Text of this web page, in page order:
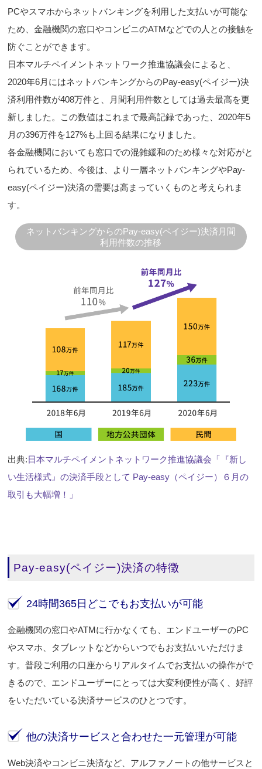
PCやスマホからネットバンキングを利用した支払いが可能な
ため、金融機関の窓口やコンビニのATMなどでの人との接触を
防ぐことができます。
日本マルチペイメントネットワーク推進協議会によると、
2020年6月にはネットバンキングからのPay-easy(ペイジー)決
済利用件数が408万件と、月間利用件数としては過去最高を更
新しました。この数値はこれまで最高記録であった、2020年5
月の396万件を127%も上回る結果になりました。
各金融機関においても窓口での混雑緩和のため様々な対応がと
られているため、今後は、より一層ネットバンキングやPay-
easy(ペイジー)決済の需要は高まっていくものと考えられま
す。
ネットバンキングからのPay-easy(ペイジー)決済 月間
利用件数の推移
出典:日本マルチペイメントネットワーク推進協議会「『新し
い生活様式』の決済手段として Pay-easy（ペイジー）６月の
取引も大幅増！」
Pay-easy(ペイジー)決済の特徴
24時間365日どこでもお支払いが可能
金融機関の窓口やATMに行かなくても、エンドユーザーのPC
やスマホ、タブレットなどからいつでもお支払いいただけま
す。普段ご利用の口座からリアルタイムでお支払いの操作がで
きるので、エンドユーザーにとっては大変利便性が高く、好評
をいただいている決済サービスのひとつです。
他の決済サービスと合わせた一元管理が可能
Web決済やコンビニ決済など、アルファノートの他サービスと